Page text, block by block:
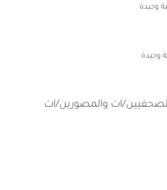
وحيدة
وحيدة
الصحفيين/ات والمصورين/ات